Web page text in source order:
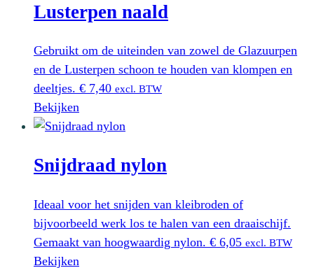
Lusterpen naald
Gebruikt om de uiteinden van zowel de Glazuurpen
en de Lusterpen schoon te houden van klompen en
deeltjes. € 7,40 excl. BTW
Bekijken
Snijdraad nylon
Ideaal voor het snijden van kleibroden of
bijvoorbeeld werk los te halen van een draaischijf.
Gemaakt van hoogwaardig nylon. € 6,05 excl. BTW
Bekijken